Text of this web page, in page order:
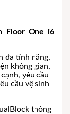
Floor One i6
đa tính năng,
không gian,
yêu cầu
cầu vệ sinh
thông